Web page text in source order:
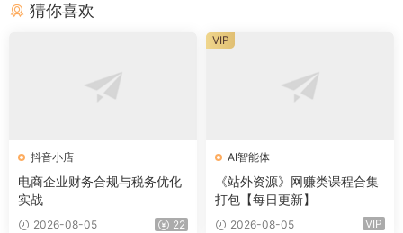
猜你喜欢
抖音小店
电商企业财务合规与税务优化
实战
2026-08-05 22
AI智能体
《站外资源》网赚类课程合集
打包【每日更新】
2026-08-05 VIP
VIP